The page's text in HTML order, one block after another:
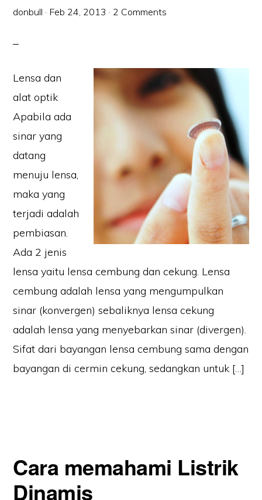
donbull · Feb 24, 2013 · 2 Comments
Lensa dan
alat optik
Apabila ada
sinar yang
datang
menuju lensa,
maka yang
terjadi adalah
pembiasan.
Ada 2 jenis
lensa yaitu lensa cembung dan cekung. Lensa
cembung adalah lensa yang mengumpulkan
sinar (konvergen) sebaliknya lensa cekung
adalah lensa yang menyebarkan sinar (divergen).
Sifat dari bayangan lensa cembung sama dengan
bayangan di cermin cekung, sedangkan untuk […]
Cara memahami Listrik
Dinamis